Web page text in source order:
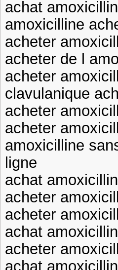
achat
amoxicilline
acheter
acheter de l
acheter
clavulanique
acheter
acheter
amoxicilline
ligne
achat
acheter
acheter
achat
acheter
achat